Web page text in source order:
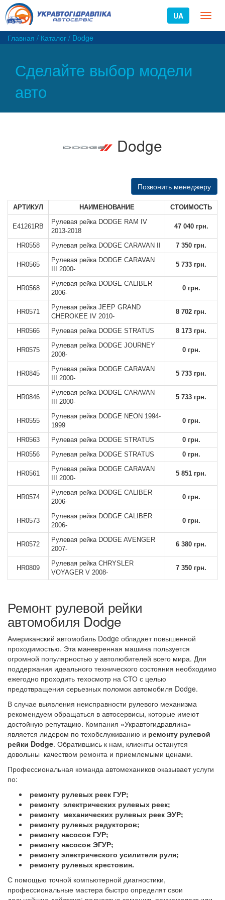
UA
Главная / Каталог / Dodge
Сделайте выбор модели
авто
Dodge
Позвонить менеджеру
АРТИКУЛ НАИМЕНОВАНИЕ СТОИМОСТЬ
E41261RB
Рулевая рейка DODGE RAM IV
2013-2018
47 040 грн.
HR0558 Рулевая рейка DODGE CARAVAN II 7 350 грн.
HR0565
Рулевая рейка DODGE CARAVAN
III 2000-
5 733 грн.
HR0568
Рулевая рейка DODGE CALIBER
2006-
0 грн.
HR0571
Рулевая рейка JEEP GRAND
CHEROKEE IV 2010-
8 702 грн.
HR0566 Рулевая рейка DODGE STRATUS 8 173 грн.
HR0575
Рулевая рейка DODGE JOURNEY
2008-
0 грн.
HR0845
Рулевая рейка DODGE CARAVAN
III 2000-
5 733 грн.
HR0846
Рулевая рейка DODGE CARAVAN
III 2000-
5 733 грн.
HR0555
Рулевая рейка DODGE NEON 1994-
1999
0 грн.
HR0563 Рулевая рейка DODGE STRATUS
0 грн.
HR0556
Рулевая рейка DODGE STRATUS 0 грн.
HR0561
Рулевая рейка DODGE CARAVAN
III 2000-
5 851 грн.
HR0574
Рулевая рейка DODGE CALIBER
2006-
0 грн.
HR0573
Рулевая рейка DODGE CALIBER
2006-
0 грн.
HR0572
Рулевая рейка DODGE AVENGER
2007-
6 380 грн.
HR0809
Рулевая рейка CHRYSLER
VOYAGER V 2008-
7 350 грн.
Ремонт рулевой рейки
автомобиля Dodge
Американский автомобиль Dodge обладает повышенной
проходимостью. Эта маневренная машина пользуется
огромной популярностью у автолюбителей всего мира. Для
поддержания идеального технического состояния необходимо
ежегодно проходить техосмотр на СТО с целью
предотвращения серьезных поломок автомобиля Dodge.
В случае выявления неисправности рулевого механизма
рекомендуем обращаться в автосервисы, которые имеют
достойную репутацию. Компания «Укравтогидравлика»
является лидером по техобслуживанию и ремонту рулевой
рейки Dodge. Обратившись к нам, клиенты останутся
довольны качеством ремонта и приемлемыми ценами.
Профессиональная команда автомехаников оказывает услуги
по:
ремонту рулевых реек ГУР;
ремонту электрических рулевых реек;
ремонту механических рулевых реек ЭУР;
ремонту рулевых редукторов;
ремонту насосов ГУР;
ремонту насосов ЭГУР;
ремонту электрического усилителя руля;
ремонту рулевых крестовин.
С помощью точной компьютерной диагностики,
профессиональные мастера быстро определят свои